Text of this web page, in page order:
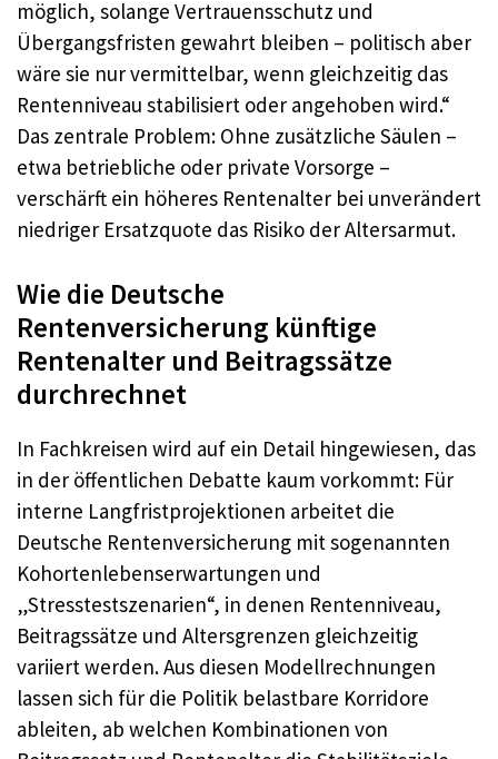
möglich, solange Vertrauensschutz und
Übergangsfristen gewahrt bleiben – politisch aber
wäre sie nur vermittelbar, wenn gleichzeitig das
Rentenniveau stabilisiert oder angehoben wird.“
Das zentrale Problem: Ohne zusätzliche Säulen –
etwa betriebliche oder private Vorsorge –
verschärft ein höheres Rentenalter bei unverändert
niedriger Ersatzquote das Risiko der Altersarmut.
Wie die Deutsche
Rentenversicherung künftige
Rentenalter und Beitragssätze
durchrechnet
In Fachkreisen wird auf ein Detail hingewiesen, das
in der öffentlichen Debatte kaum vorkommt: Für
interne Langfristprojektionen arbeitet die
Deutsche Rentenversicherung mit sogenannten
Kohortenlebenserwartungen und
„Stresstestszenarien“, in denen Rentenniveau,
Beitragssätze und Altersgrenzen gleichzeitig
variiert werden. Aus diesen Modellrechnungen
lassen sich für die Politik belastbare Korridore
ableiten, ab welchen Kombinationen von